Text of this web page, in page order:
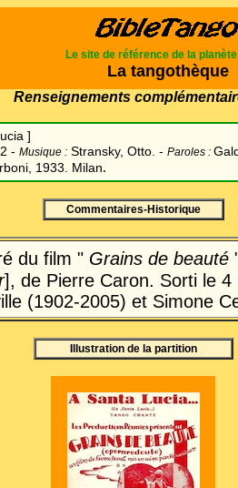
Le site de référence de la planète
La tangothèque
Renseignements
]
- Musique : Stransky, Otto. - Paroles :
1933. Milan.
Commentaires-Historique
du film " Grains de beauté
], de Pierre Caron. Sorti le
(1902-2005) et Simone
Illustration de la partition